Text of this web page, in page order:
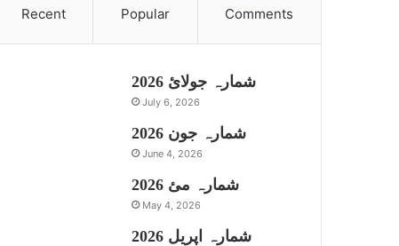
Recent Popular Comments
شمارہ جولائ 2026
July 6, 2026
شمارہ جون 2026
June 4, 2026
شمارہ مئ 2026
May 4, 2026
شمارہ اپریل 2026